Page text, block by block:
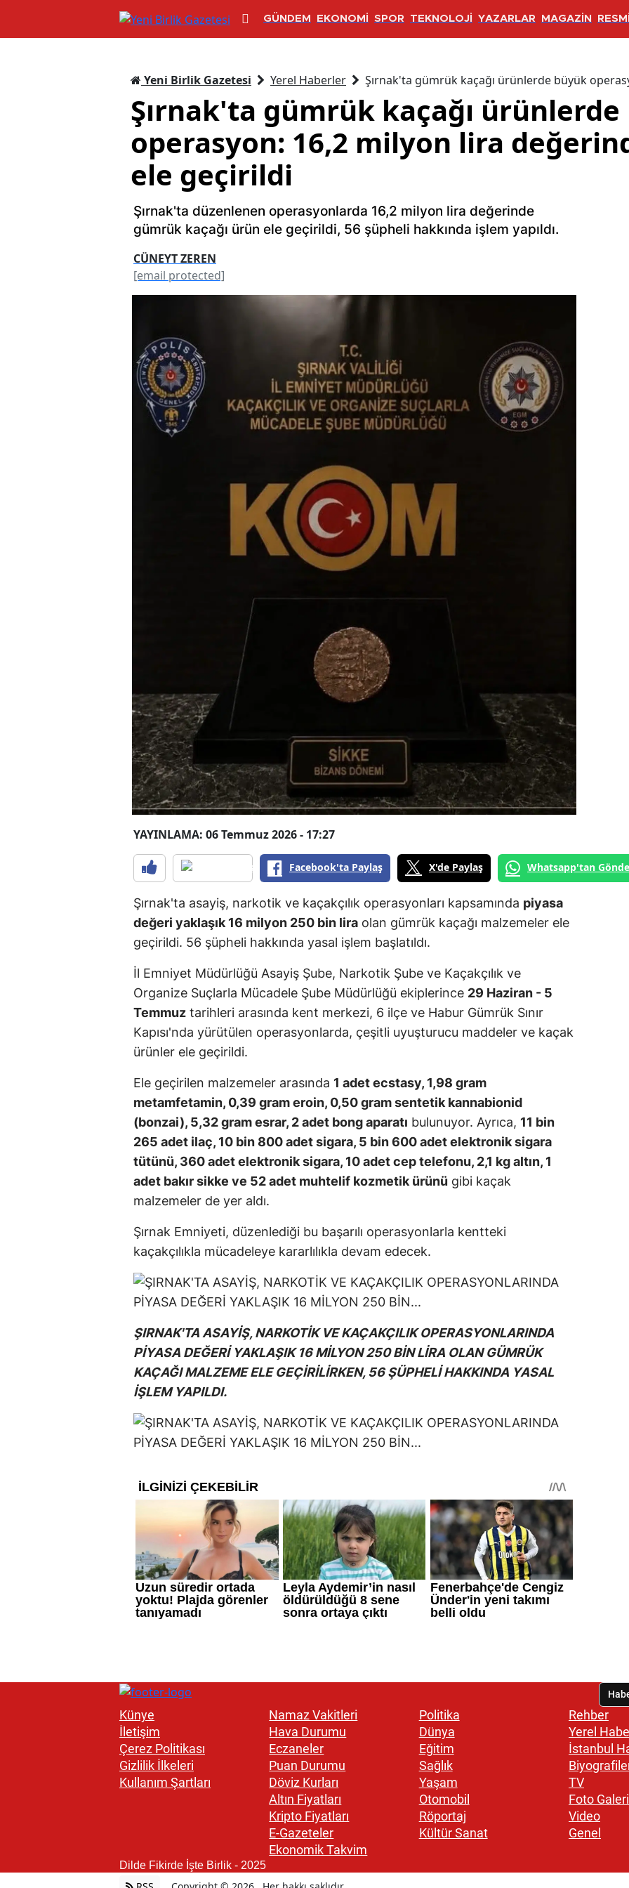
GÜNDEM EKONOMİ SPOR TEKNOLOJİ YAZARLAR MAGAZİN
Yeni Birlik Gazetesi Yerel Haberler Şırnak'ta gümrük kaçağı ürünlerde büyük
Şırnak'ta gümrük kaçağı
operasyon: 16,2 milyon lira
ele geçirildi
Şırnak'ta düzenlenen operasyonlarda 16,2 milyon lira değerinde
gümrük kaçağı ürün ele geçirildi, 56 şüpheli hakkında işlem yapıldı.
CÜNEYT ZEREN
[email protected]
YAYINLAMA: 06 Temmuz 2026 - 17:27
Facebook'ta Paylaş X'de Paylaş Whatsapp'tan
Şırnak'ta asayiş, narkotik ve kaçakçılık operasyonları kapsamında piyasa
değeri yaklaşık 16 milyon 250 bin lira olan gümrük kaçağı malzemeler ele
geçirildi. 56 şüpheli hakkında yasal işlem başlatıldı.
İl Emniyet Müdürlüğü Asayiş Şube, Narkotik Şube ve Kaçakçılık ve
Organize Suçlarla Mücadele Şube Müdürlüğü ekiplerince 29 Haziran - 5
Temmuz tarihleri arasında kent merkezi, 6 ilçe ve Habur Gümrük Sınır
Kapısı'nda yürütülen operasyonlarda, çeşitli uyuşturucu maddeler ve kaçak
ürünler ele geçirildi.
Ele geçirilen malzemeler arasında 1 adet ecstasy, 1,98 gram
metamfetamin, 0,39 gram eroin, 0,50 gram sentetik kannabionid
(bonzai), 5,32 gram esrar, 2 adet bong aparatı bulunuyor. Ayrıca, 11 bin
265 adet ilaç, 10 bin 800 adet sigara, 5 bin 600 adet elektronik sigara
tütünü, 360 adet elektronik sigara, 10 adet cep telefonu, 2,1 kg altın, 1
adet bakır sikke ve 52 adet muhtelif kozmetik ürünü gibi kaçak
malzemeler de yer aldı.
Şırnak Emniyeti, düzenlediği bu başarılı operasyonlarla kentteki
kaçakçılıkla mücadeleye kararlılıkla devam edecek.
ŞIRNAK'TA ASAYİŞ, NARKOTİK VE KAÇAKÇILIK OPERASYONLARINDA
PİYASA DEĞERİ YAKLAŞIK 16 MİLYON 250 BİN LİRA OLAN GÜMRÜK
KAÇAĞI MALZEME ELE GEÇİRİLİRKEN, 56 ŞÜPHELİ HAKKINDA YASAL
İŞLEM YAPILDI.
Künye
İletişim
Çerez Politikası
Gizlilik İlkeleri
Kullanım Şartları
Namaz Vakitleri
Hava Durumu
Eczaneler
Puan Durumu
Döviz Kurları
Altın Fiyatları
Kripto Fiyatları
E-Gazeteler
Ekonomik Takvim
Politika
Dünya
Eğitim
Sağlık
Yaşam
Otomobil
Röportaj
Kültür Sanat
Rehber
Yerel
İstanbul
TV
Foto Galeri
Video
Genel
Dilde Fikirde İşte Birlik - 2025